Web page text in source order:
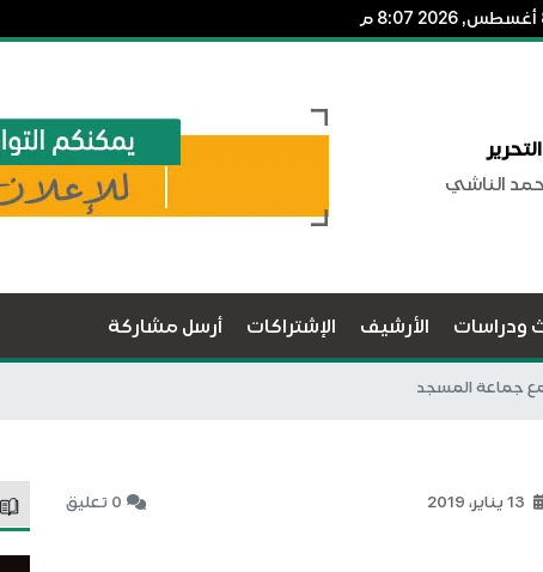
الناشي
ودراسات الأرشيف الإشتراكات أرسل مشاركة
جماعة المسجد
0 تعليق